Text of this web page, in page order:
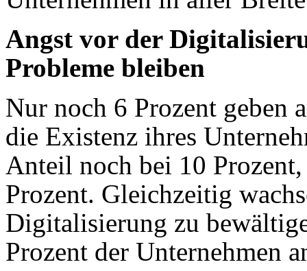
Angst vor der
Probleme bleiben
Nur noch 6 Prozent geben
die Existenz ihres
Anteil noch bei 10
Prozent. Gleichzeitig
Digitalisierung zu
Prozent der Unternehmen